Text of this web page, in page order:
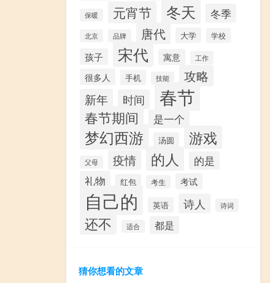
保暖 元宵节 冬天 冬季
北京 品牌 唐代 大学 学校
孩子 宋代 寓意 工作
很多人 手机 技能 攻略
新年 时间 春节
春节期间 是一个
梦幻西游 汤圆 游戏
父母 疫情 的人 的是
礼物 红包 考生 考试
自己的 英语 诗人 诗词
还不 适合 都是
猜你想看的文章